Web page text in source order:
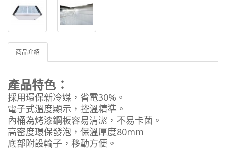
商品介紹
產品特色：
採用環保新冷媒，省電30%。
電子式溫度顯示，控溫精準。
內桶為烤漆鋼板容易清潔，不易卡菌。
高密度環保發泡，保溫厚度80mm
底部附設輪子，移動方便。